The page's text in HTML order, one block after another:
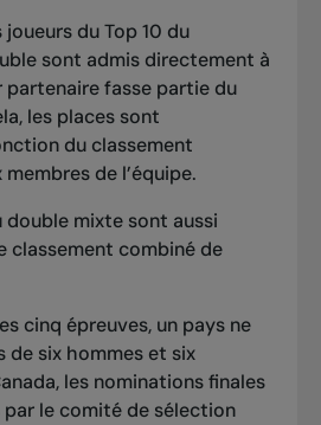
du Top 10 du
sont admis directement à
fasse partie du
les places sont
du classement
de l’équipe.
double mixte sont aussi
classement combiné de
cinq épreuves, un pays ne
de six hommes et six
les nominations finales
le comité de sélection